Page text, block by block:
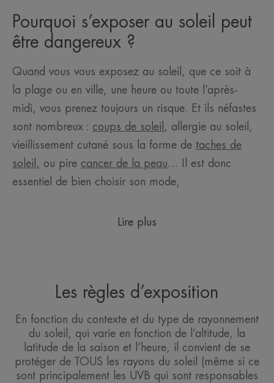
Pourquoi s’exposer au soleil peut
être dangereux ?
Quand vous vous exposez au soleil, que ce soit à
la plage ou en ville, une heure ou toute l’après-
midi, vous prenez toujours un risque. Et ils néfastes
sont nombreux : coups de soleil , allergie au soleil,
vieillissement cutané sous la forme de taches de
soleil, ou pire cancer de la peau… Il est donc
essentiel de bien choisir son mode,
Lire plus
Les règles d’exposition
En fonction du contexte et du type de rayonnement
du soleil, qui varie en fonction de l’altitude, la
latitude de la saison et l’heure, il convient de se
protéger de TOUS les rayons du soleil (même si ce
sont principalement les UVB qui sont responsables